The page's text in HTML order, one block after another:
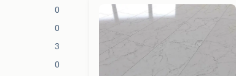
0
0
3
0